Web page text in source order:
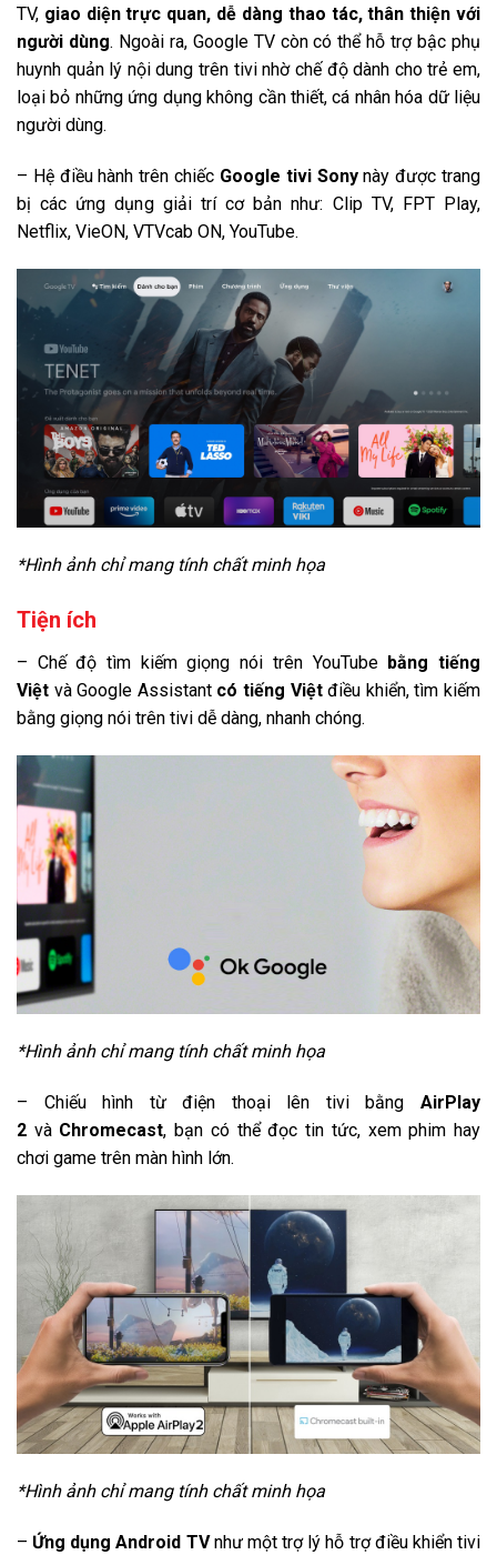
TV, giao diện trực quan, dễ dàng thao tác, thân thiện với
người dùng. Ngoài ra, Google TV còn có thể hỗ trợ bậc phụ
huynh quản lý nội dung trên tivi nhờ chế độ dành cho trẻ em,
loại bỏ những ứng dụng không cần thiết, cá nhân hóa dữ liệu
người dùng.
– Hệ điều hành trên chiếc Google tivi Sonynày được trang
bị các ứng dụng giải trí cơ bản như: Clip TV, FPT Play,
Netflix, VieON, VTVcab ON, YouTube.
*Hình ảnh chỉ mang tính chất minh họa
Tiện ích
– Chế độ tìm kiếm giọng nói trên YouTube bằng tiếng
Việt và Google Assistant có tiếng Việtđiều khiển, tìm kiếm
bằng giọng nói trên tivi dễ dàng, nhanh chóng.
*Hình ảnh chỉ mang tính chất minh họa
– Chiếu hình từ điện thoại lên tivi bằng AirPlay
2 và Chromecast, bạn có thể đọc tin tức, xem phim hay
chơi game trên màn hình lớn.
*Hình ảnh chỉ mang tính chất minh họa
– Ứng dụng Android TVnhư một trợ lý hỗ trợ điều khiển tivi